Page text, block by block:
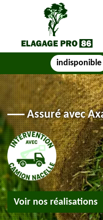
indisponible
Assuré avec
Voir nos réalisations